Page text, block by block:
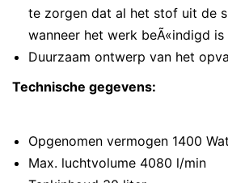
te zorgen dat al het stof uit de
wanneer het werk beÃ«indigd is
Duurzaam ontwerp van het
Technische gegevens:
Opgenomen vermogen 1400
Max. luchtvolume 4080 l/min